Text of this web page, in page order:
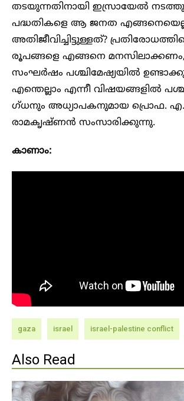
തടയുന്നതിനായി ഇസ്രായേൽ
പദ്ധതികളെ ആ ജനത
അതിജീവിച്ചിട്ടുള്ളത്?
രൂപങ്ങളെ എങ്ങനെ മനസിലാക്കണം,
സംഘർഷം പശ്ചിമേഷ്യയിൽ
എന്തെല്ലാം എന്നീ വിഷയങ്ങളിൽ
ഗ്ധനും അധ്യാപകനുമായ പ്രൊഫ.
രാമകൃഷ്ണൻ സംസാരിക്കുന്നു.
കാണാം:
gaza israel israel-palestine conflict
Also Read